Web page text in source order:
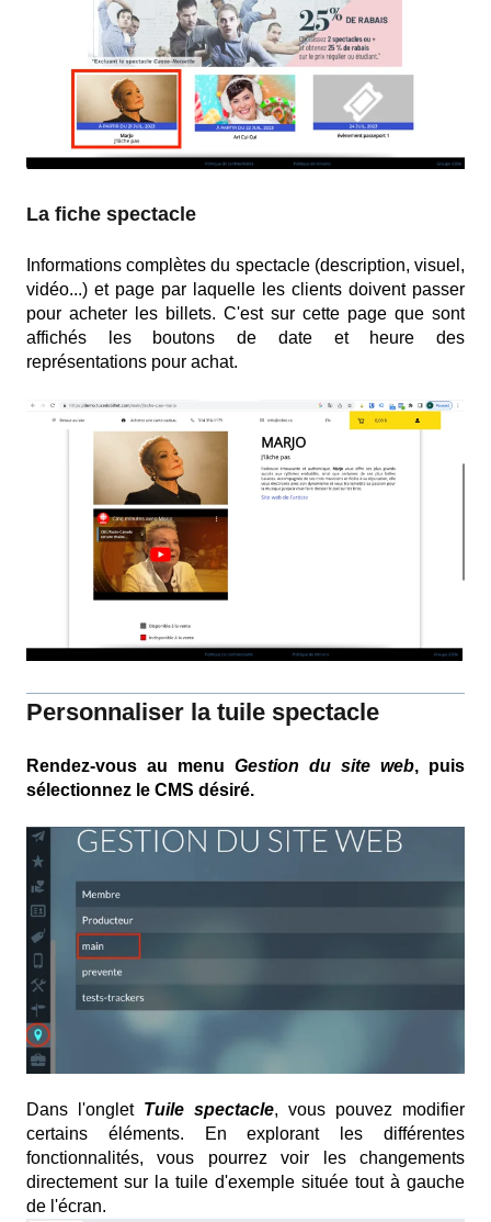
La fiche spectacle
Informations complètes du spectacle (description, visuel,
vidéo...) et page par laquelle les clients doivent passer
pour acheter les billets. C'est sur cette page que sont
affichés les boutons de date et heure des
représentations pour achat.
Personnaliser la tuile spectacle
Rendez-vous au menu Gestion du site web, puis
sélectionnez le CMS désiré.
Dans l'onglet Tuile spectacle, vous pouvez modifier
certains éléments. En explorant les différentes
fonctionnalités, vous pourrez voir les changements
directement sur la tuile d'exemple située tout à gauche
de l'écran.